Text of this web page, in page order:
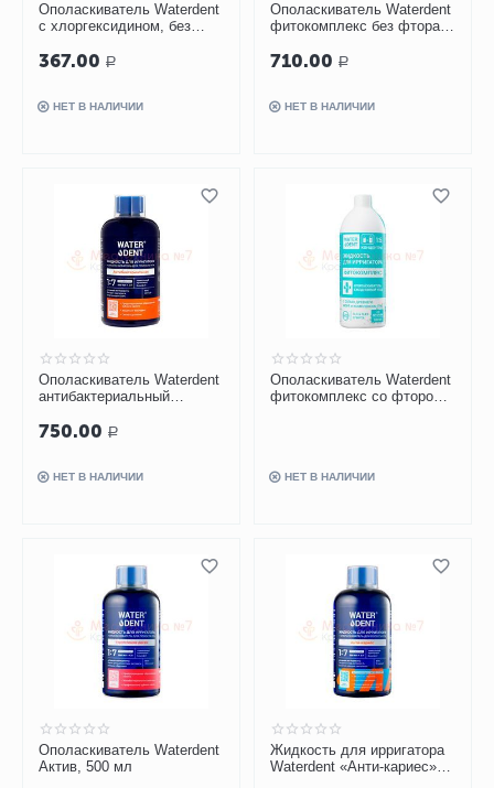
Ополаскиватель Waterdent
с хлоргексидином, без
367.00 Р
НЕТ В НАЛИЧИИ
Ополаскиватель Waterdent
фитокомплекс без фтора,
710.00 Р
НЕТ В НАЛИЧИИ
Ополаскиватель Waterdent
антибактериальный
750.00 Р
НЕТ В НАЛИЧИИ
Ополаскиватель Waterdent
фитокомплекс со фтором,
НЕТ В НАЛИЧИИ
Ополаскиватель Waterdent
Актив, 500 мл
Жидкость для ирригатора
Waterdent «Анти-кариес»,